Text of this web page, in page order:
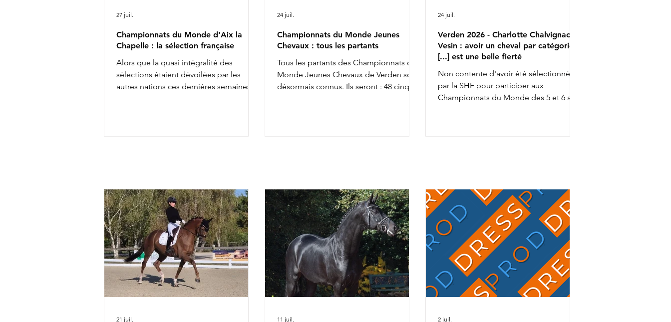
Championnats du Monde d'Aix la
Chapelle : la sélection française
Alors que la quasi intégralité des
sélections étaient dévoilées par les
autres nations ces dernières semaines,
de l'équipe de France des
Roussel & Bel Amour Jean Morel
commentait : " Nous sommes fiers de
présenter une é
27 juil.
Championnats du Monde Jeunes
Chevaux : tous les partants
Tous les partants des Championnats du
Monde Jeunes Chevaux de Verden sont
désormais connus. Ils seront : 48 cinq
24 juil.
Verden 2026 - Charlotte Chalvignac
Vesin : avoir un cheval par catégorie
[...] est une belle fierté
Non contente d'avoir été sélectionnée
par la SHF pour participer aux
Championnats du Monde des 5 et 6 ans
Chalvignac et Jean Vesin prendront
dans quelques jours la route de
l'Allemagne avec 1 cheval par catégo
24 juil.
21 juil. 11 juil. 2 juil.